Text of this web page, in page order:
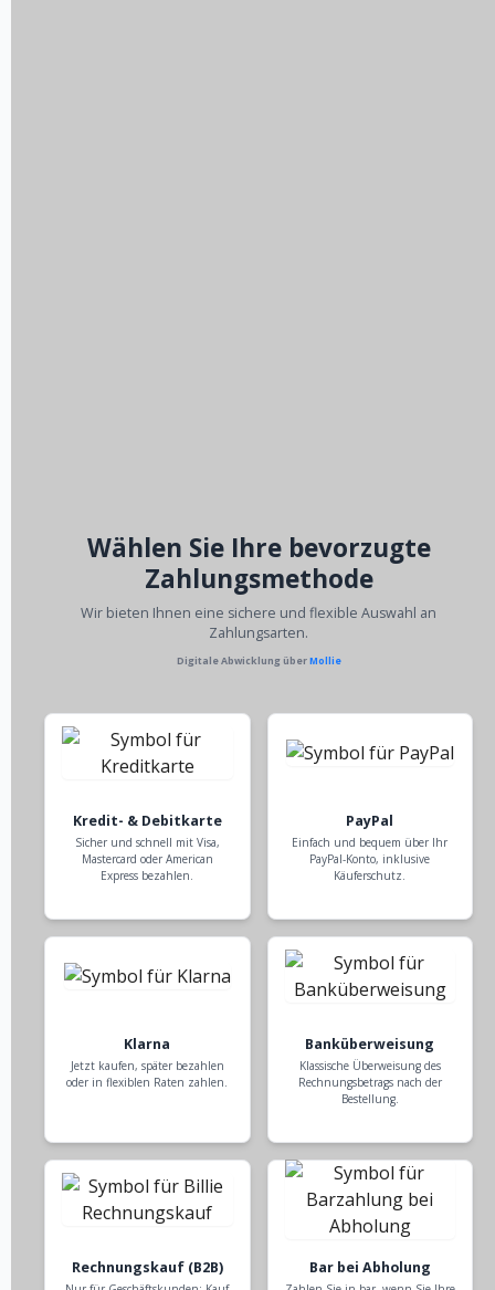
Wählen Sie Ihre bevorzugte
Zahlungsmethode
Wir bieten Ihnen eine sichere und flexible Auswahl an
Zahlungsarten.
Digitale Abwicklung überMollie
Kredit- & Debitkarte
Sicher und schnell mit Visa,
Mastercard oder American
Express bezahlen.
PayPal
Einfach und bequem über Ihr
PayPal-Konto, inklusive
Käuferschutz.
Klarna
Jetzt kaufen, später bezahlen
oder in flexiblen Raten zahlen.
Banküberweisung
Klassische Überweisung des
Rechnungsbetrags nach der
Bestellung.
Rechnungskauf (B2B) Bar bei Abholung